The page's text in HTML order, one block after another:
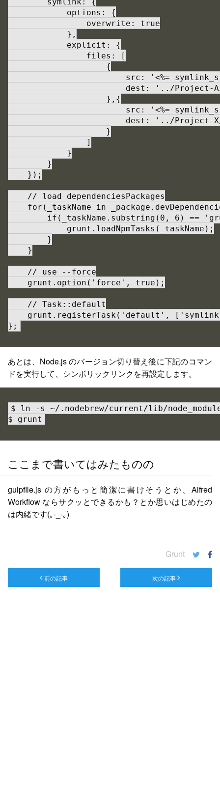
            options: {
                overwrite: true
            },
            explicit: {
                files: [
                    {
src: '<%=
dest: '../Project-
                    },{
src: '<%=
dest: '../Project-
                    }
                ]
            }
        }
    });
    // load dependenciesPackages
for(_taskName in
if(_taskName.substring(0, 6) ==
            grunt.loadNpmTasks(_taskName);
        }
    }
    // use --force
    grunt.option('force', true);
    // Task::default
grunt.registerTask('default',
};
あとは、Node.js のバージョン切り替え後に下記のコマン
ドを実行して、シンボリックリンクを再設定します。
$ ln -s ~/.nodebrew/current/lib/
$ grunt
ここまで書いてはみたものの
gulpfile.js の方がもっと簡潔に書けそうとか、Alfred
Workflow ならサクッとできるかも？とか思いはじめたの
は内緒です(｡-_-｡)
Grunt
前の記事 次の記事